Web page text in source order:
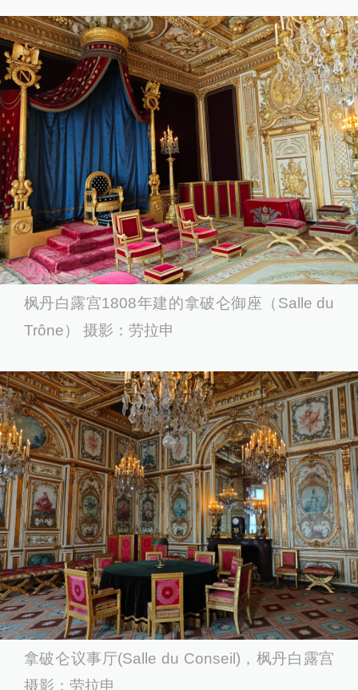
枫丹白露宫1808年建的拿破仑御座（Salle du
Trône） 摄影：劳拉申
拿破仑议事厅(Salle du Conseil)，枫丹白露宫
摄影：劳拉申